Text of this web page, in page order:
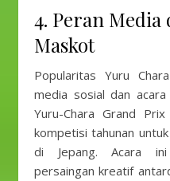
4. Peran
Maskot
Popularitas Yuru
media sosial dan
Yuru-Chara Grand
kompetisi tahunan
di Jepang. Acara ini
persaingan kreatif